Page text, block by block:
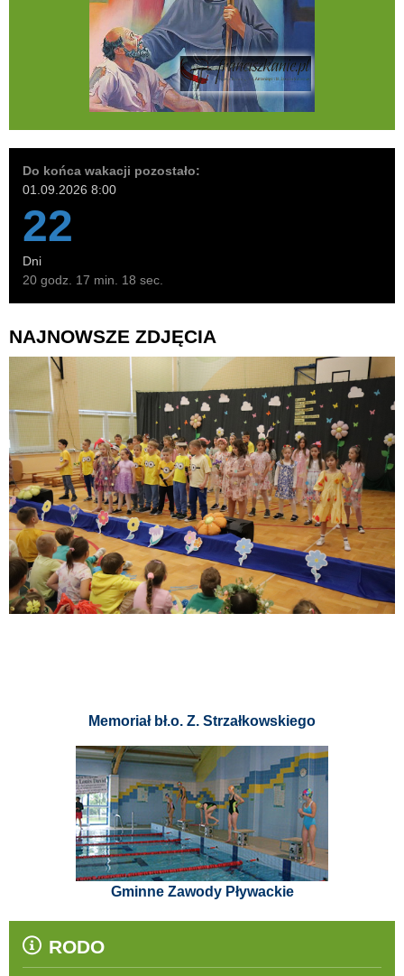
Do końca wakacji pozostało:
01.09.2026 8:00
22
Dni
20 godz. 17 min. 17 sec.
NAJNOWSZE ZDJĘCIA
Memoriał bł.o. Z. Strzałkowskiego
Gminne Zawody Pływackie
RODO